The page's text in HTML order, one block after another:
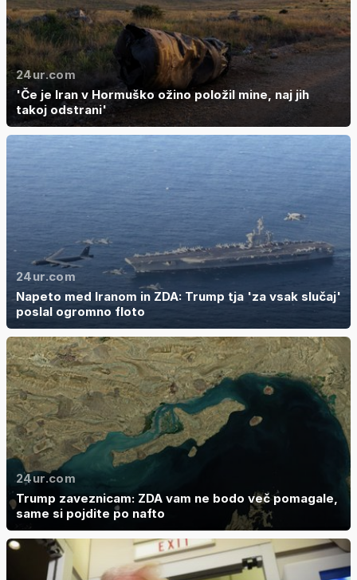
24ur.com
'Če je Iran v Hormuško ožino položil mine, naj jih
takoj odstrani'
24ur.com
Napeto med Iranom in ZDA: Trump tja 'za vsak slučaj'
poslal ogromno floto
24ur.com
Trump zaveznicam: ZDA vam ne bodo več pomagale,
same si pojdite po nafto